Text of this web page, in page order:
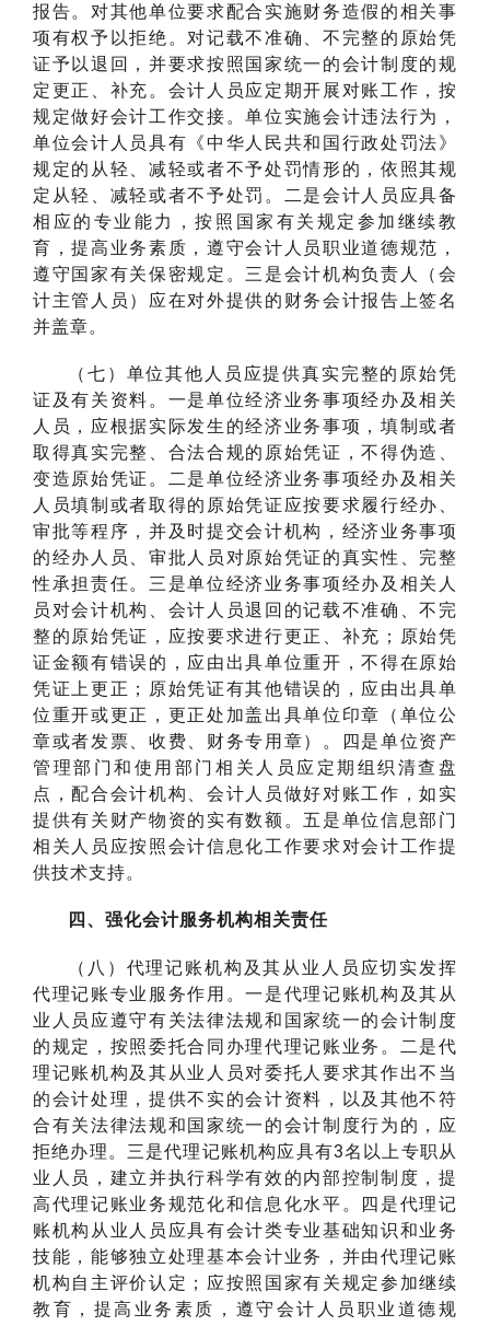
报告。对其他单位要求配合实施财务造假的相关事
项有权予以拒绝。对记载不准确、不完整的原始凭
证予以退回，并要求按照国家统一的会计制度的规
定更正、补充。会计人员应定期开展对账工作，按
规定做好会计工作交接。单位实施会计违法行为，
单位会计人员具有《中华人民共和国行政处罚法》
规定的从轻、减轻或者不予处罚情形的，依照其规
定从轻、减轻或者不予处罚。二是会计人员应具备
相应的专业能力，按照国家有关规定参加继续教
育，提高业务素质，遵守会计人员职业道德规范，
遵守国家有关保密规定。三是会计机构负责人（会
计主管人员）应在对外提供的财务会计报告上签名
并盖章。
（七）单位其他人员应提供真实完整的原始凭
证及有关资料。一是单位经济业务事项经办及相关
人员，应根据实际发生的经济业务事项，填制或者
取得真实完整、合法合规的原始凭证，不得伪造、
变造原始凭证。二是单位经济业务事项经办及相关
人员填制或者取得的原始凭证应按要求履行经办、
审批等程序，并及时提交会计机构，经济业务事项
的经办人员、审批人员对原始凭证的真实性、完整
性承担责任。三是单位经济业务事项经办及相关人
员对会计机构、会计人员退回的记载不准确、不完
整的原始凭证，应按要求进行更正、补充；原始凭
证金额有错误的，应由出具单位重开，不得在原始
凭证上更正；原始凭证有其他错误的，应由出具单
位重开或更正，更正处加盖出具单位印章（单位公
章或者发票、收费、财务专用章）。四是单位资产
管理部门和使用部门相关人员应定期组织清查盘
点，配合会计机构、会计人员做好对账工作，如实
提供有关财产物资的实有数额。五是单位信息部门
相关人员应按照会计信息化工作要求对会计工作提
供技术支持。
四、强化会计服务机构相关责任
（八）代理记账机构及其从业人员应切实发挥
代理记账专业服务作用。一是代理记账机构及其从
业人员应遵守有关法律法规和国家统一的会计制度
的规定，按照委托合同办理代理记账业务。二是代
理记账机构及其从业人员对委托人要求其作出不当
的会计处理，提供不实的会计资料，以及其他不符
合有关法律法规和国家统一的会计制度行为的，应
拒绝办理。三是代理记账机构应具有3名以上专职从
业人员，建立并执行科学有效的内部控制制度，提
高代理记账业务规范化和信息化水平。四是代理记
账机构从业人员应具有会计类专业基础知识和业务
技能，能够独立处理基本会计业务，并由代理记账
机构自主评价认定；应按照国家有关规定参加继续
教育，提高业务素质，遵守会计人员职业道德规